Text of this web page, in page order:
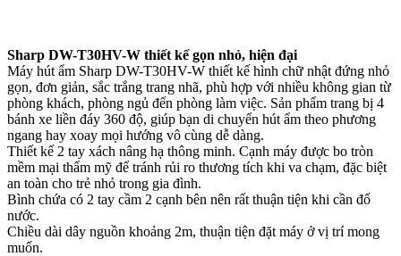
Sharp DW-T30HV-W thiết kế gọn nhỏ, hiện đại
Máy hút ẩm Sharp DW-T30HV-W thiết kế hình chữ nhật đứng nhỏ
gọn, đơn giản, sắc trắng trang nhã, phù hợp với nhiều không gian từ
phòng khách, phòng ngủ đến phòng làm việc. Sản phẩm trang bị 4
bánh xe liền đáy 360 độ, giúp bạn di chuyển hút ẩm theo phương
ngang hay xoay mọi hướng vô cùng dễ dàng.
Thiết kế 2 tay xách nâng hạ thông minh. Cạnh máy được bo tròn
mềm mại thẩm mỹ để tránh rủi ro thương tích khi va chạm, đặc biệt
an toàn cho trẻ nhỏ trong gia đình.
Bình chứa có 2 tay cầm 2 cạnh bên nên rất thuận tiện khi cần đổ
nước.
Chiều dài dây nguồn khoảng 2m, thuận tiện đặt máy ở vị trí mong
muốn.